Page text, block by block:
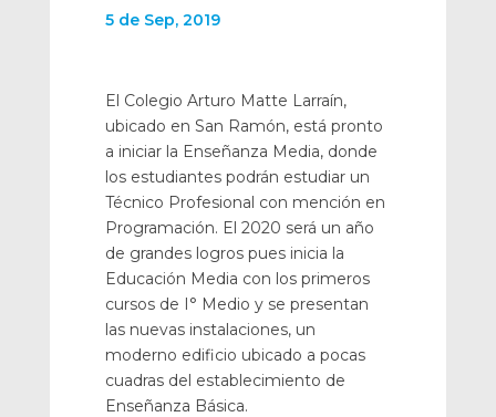
5 de Sep, 2019
El Colegio Arturo Matte Larraín,
ubicado en San Ramón, está pronto
a iniciar la Enseñanza Media, donde
los estudiantes podrán estudiar un
Técnico Profesional con mención en
Programación. El 2020 será un año
de grandes logros pues inicia la
Educación Media con los primeros
cursos de I° Medio y se presentan
las nuevas instalaciones, un
moderno edificio ubicado a pocas
cuadras del establecimiento de
Enseñanza Básica.